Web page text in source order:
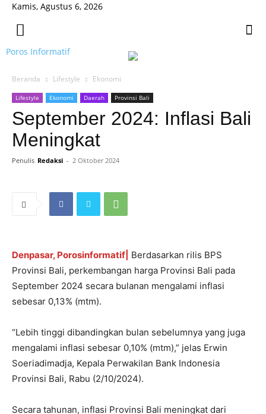
Kamis, Agustus 6, 2026
Poros Informatif
Beranda Lifestyle Ekonomi
Lifestyle Ekonomi Daerah Provinsi Bali
September 2024: Inflasi Bali
Meningkat
Penulis Redaksi - 2 Oktober 2024
Denpasar, Porosinformatif| Berdasarkan rilis BPS
Provinsi Bali, perkembangan harga Provinsi Bali pada
September 2024 secara bulanan mengalami inflasi
sebesar 0,13% (mtm).
“Lebih tinggi dibandingkan bulan sebelumnya yang juga
mengalami inflasi sebesar 0,10% (mtm),” jelas Erwin
Soeriadimadja, Kepala Perwakilan Bank Indonesia
Provinsi Bali, Rabu (2/10/2024).
Secara tahunan, inflasi Provinsi Bali meningkat dari